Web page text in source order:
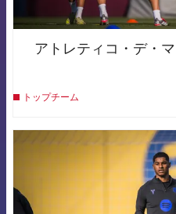
アトレティコ・デ・
トップチーム